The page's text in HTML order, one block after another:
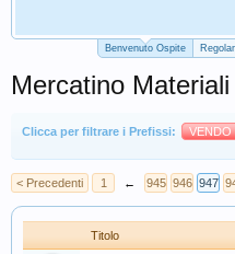
Benvenuto Ospite
Mercatino Materiali
Clicca per filtrare i Prefissi: VENDO
< Precedenti 1 ← 945 946 947
Titolo